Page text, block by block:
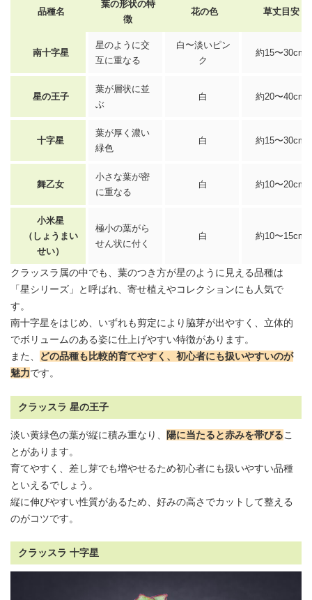
品種名
葉の形状の特
徴
花の色 草丈目安
南十字星
星のように交
互に重なる
白〜淡いピン
ク
約15〜30cm
星の王子
葉が層状に並
ぶ
白 約20〜40cm
十字星
葉が厚く濃い
緑色
白 約15〜30cm
舞乙女
小さな葉が密
に重なる
白 約10〜20cm
小米星
（しょうまい
せい）
極小の葉がら
せん状に付く
白 約10〜15cm
クラッスラ 属の中でも、葉のつき方が星のように見える品種は
「星シリーズ」と呼ばれ、寄せ植えやコレクションにも人気で
す。
南十字星をはじめ、いずれも剪定により脇芽が出やすく、立体的
でボリュームのある姿に仕上げやすい特徴があります。
また、
どの品種も比較的育てやすく、初心者にも扱いやすいのが
魅力です。
クラッスラ 星の王子
淡い黄緑色の葉が縦に積み重なり、 陽に当たると赤みを帯びるこ
とがあります。
育てやすく、差し芽でも増やせるため初心者にも扱いやすい品種
といえるでしょう。
縦に伸びやすい性質があるため、好みの高さでカットして整える
のがコツです。
クラッスラ 十字星